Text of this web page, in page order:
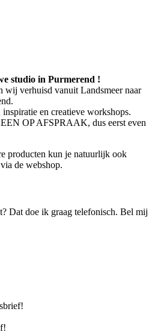
studio in Purmerend !
wij verhuisd vanuit Landsmeer naar
en creatieve workshops.
OP AFSPRAAK, dus eerst even
producten kun je natuurlijk ook
de webshop.
Dat doe ik graag telefonisch. Bel mij